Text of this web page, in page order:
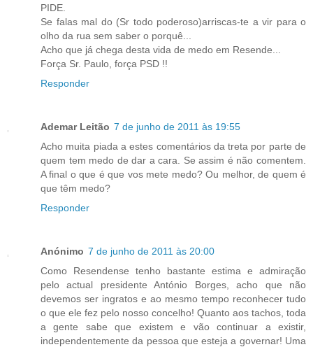
PIDE.
Se falas mal do (Sr todo poderoso)arriscas-te a vir para o
olho da rua sem saber o porquê...
Acho que já chega desta vida de medo em Resende...
Força Sr. Paulo, força PSD !!
Responder
Ademar Leitão 7 de junho de 2011 às 19:55
Acho muita piada a estes comentários da treta por parte de
quem tem medo de dar a cara. Se assim é não comentem.
A final o que é que vos mete medo? Ou melhor, de quem é
que têm medo?
Responder
Anónimo 7 de junho de 2011 às 20:00
Como Resendense tenho bastante estima e admiração
pelo actual presidente António Borges, acho que não
devemos ser ingratos e ao mesmo tempo reconhecer tudo
o que ele fez pelo nosso concelho! Quanto aos tachos, toda
a gente sabe que existem e vão continuar a existir,
independentemente da pessoa que esteja a governar! Uma